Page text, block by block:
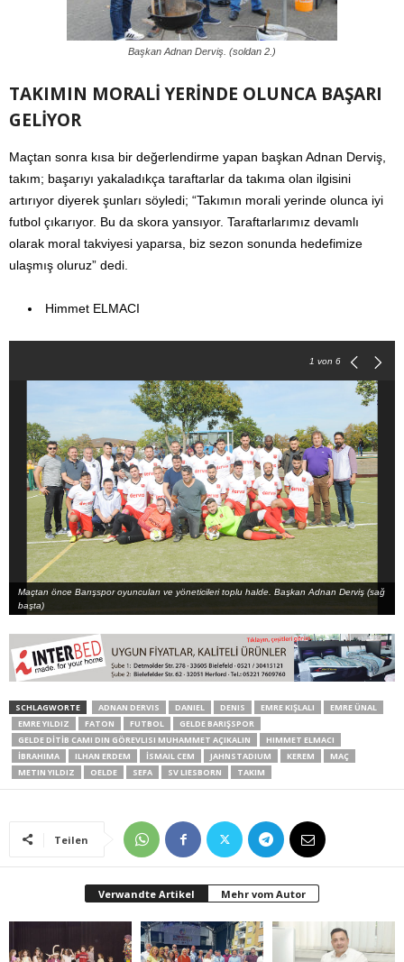
Başkan Adnan Derviş. (soldan 2.)
TAKIMIN MORALİ YERİNDE OLUNCA BAŞARI
GELİYOR
Maçtan sonra kısa bir değerlendirme yapan başkan Adnan Derviş,
takım; başarıyı yakaladıkça taraftarlar da takıma olan ilgisini
artırıyor diyerek şunları söyledi; “Takımın morali yerinde olunca iyi
futbol çıkarıyor. Bu da skora yansıyor. Taraftarlarımız devamlı
olarak moral takviyesi yaparsa, biz sezon sonunda hedefimize
ulaşmış oluruz” dedi.
Himmet ELMACI
1 von 6
Maçtan önce Barışspor oyuncuları ve yöneticileri toplu halde. Başkan Adnan Derviş (sağ
başta)
SCHLAGWORTE ADNAN DERVIS DANIEL DENIS EMRE KIŞLALI
EMRE ÜNAL
EMRE YILDIZ
FATON FUTBOL
GELDE BARIŞSPOR
GELDE DİTİB CAMI DIN GÖREVLISI MUHAMMET AÇIKALIN
HIMMET ELMACI
İBRAHIMA
ILHAN ERDEM İSMAIL CEM JAHNSTADIUM KEREM
MAÇ
METIN YILDIZ
OELDE SEFA SV LIESBORN TAKIM
Teilen
Verwandte Artikel Mehr vom Autor